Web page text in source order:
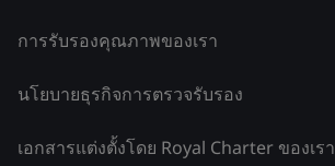
การรับรองคุณภาพของเรา
นโยบายธุรกิจการตรวจรับรอง
เอกสารแต่งตั้งโดย Royal Charter ของเรา